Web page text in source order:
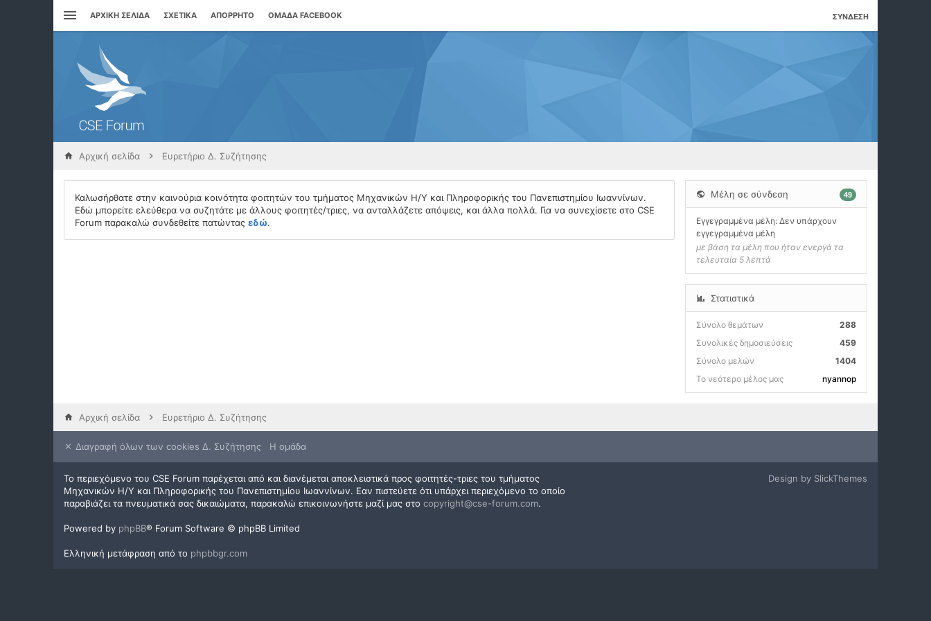
ΑΡΧΙΚΉ ΣΕΛΊΔΑ ΣΧΕΤΙΚΆ ΑΠΌΡΡΗΤΟ ΟΜΆΔΑ FACEBOOK ΣΎΝΔΕΣΗ
Αρχική σελίδα Ευρετήριο Δ. Συζήτησης
Καλωσήρθατε στην καινούρια κοινότητα φοιτητών του τμήματος Μηχανικών Η/Υ και Πληροφορικής του Πανεπιστημίου Ιωαννίνων.
Εδώ μπορείτε ελεύθερα να συζητάτε με άλλους φοιτητές/τριες, να ανταλλάζετε απόψεις, και άλλα πολλά. Για να συνεχίσετε στο CSE
Forum παρακαλώ συνδεθείτε πατώντας εδώ.
Μέλη σε σύνδεση 49
Εγγεγραμμένα μέλη: Δεν υπάρχουν
εγγεγραμμένα μέλη
με βάση τα μέλη που ήταν ενεργά τα
τελευταία 5 λεπτά
Στατιστικά
Σύνολο θεμάτων
288
Συνολικές δημοσιεύσεις
459
Σύνολο μελών
1404
Το νεότερο μέλος μας
nyannop
Αρχική σελίδα Ευρετήριο Δ. Συζήτησης
Διαγραφή όλων των cookies Δ. Συζήτησης Η ομάδα
Το περιεχόμενο του CSE Forum παρέχεται από και διανέμεται αποκλειστικά προς φοιτητές-τριες του τμήματος
Μηχανικών Η/Υ και Πληροφορικής του Πανεπιστημίου Ιωαννίνων. Εαν πιστεύετε ότι υπάρχει περιεχόμενο το οποίο
παραβιάζει τα πνευματικά σας δικαιώματα, παρακαλώ επικοινωνήστε μαζί μας στο copyright@cse-forum.com.
Powered by phpBB® Forum Software © phpBB Limited
Ελληνική μετάφραση από το phpbbgr.com
Design by SlickThemes